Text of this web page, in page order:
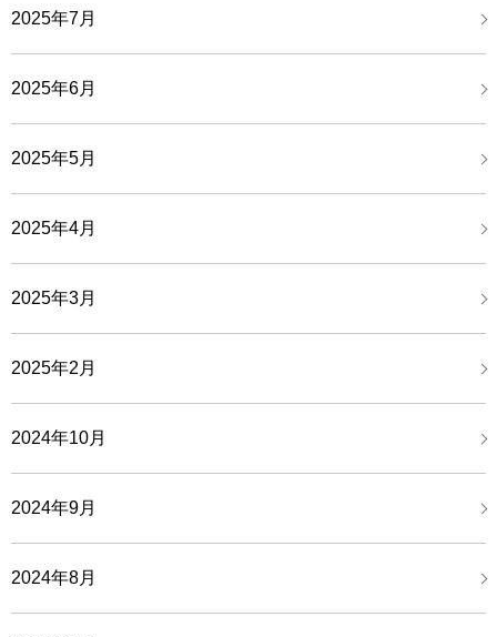
2025年7月
2025年6月
2025年5月
2025年4月
2025年3月
2025年2月
2024年10月
2024年9月
2024年8月